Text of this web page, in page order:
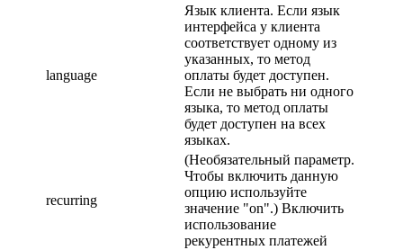
language
Язык клиента. Если язык
интерфейса у клиента
соответствует одному из
указанных, то метод
оплаты будет доступен.
Если не выбрать ни одного
языка, то метод оплаты
будет доступен на всех
языках.
recurring
(Необязательный параметр.
Чтобы включить данную
опцию используйте
значение "on".) Включить
использование
рекурентных платежей